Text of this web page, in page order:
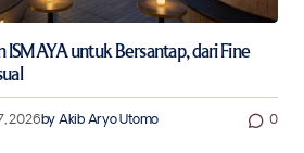
ISMAYA untuk Bersantap, dari Fine
2026by Akib Aryo Utomo 0